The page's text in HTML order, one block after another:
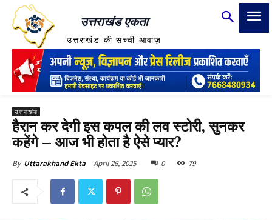
उत्तराखंड एकता
उत्तराखंड की सच्ची आवाज़
उत्तराखंड
हैरान कर देगी इस कपल की लव स्टोरी, सुनकर
कहेंगे – आज भी होता है ऐसे प्यार?
By Uttarakhand Ekta April 26, 2025 0 79